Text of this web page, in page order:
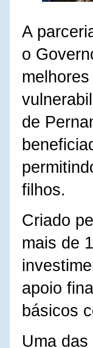
A
o
de
filhos.
Criado
mais de
apoio
básicos
Uma